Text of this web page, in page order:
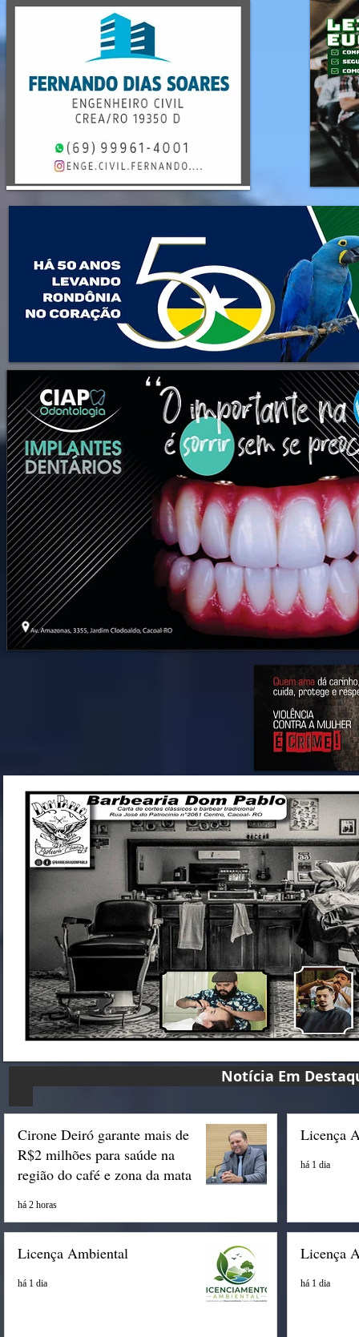
Notícia Em
Cirone Deiró garante mais de
R$2 milhões para saúde na
região do café e zona da mata
há 2 horas
Licença
há 1 dia
Licença Ambiental
há 1 dia
Licença
há 1 dia